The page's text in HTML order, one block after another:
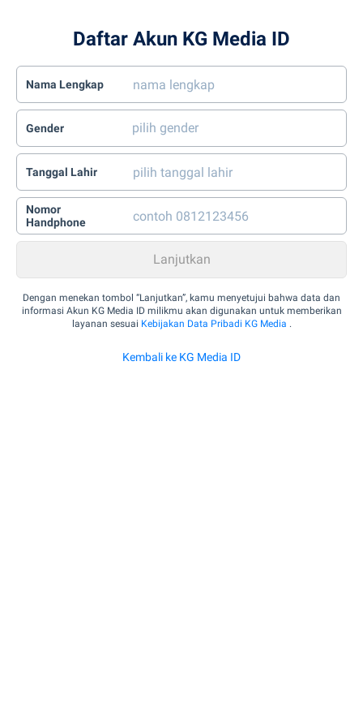
Daftar Akun KG Media ID
Nama Lengkap
Gender
Tanggal Lahir
Nomor
Handphone
Dengan menekan tombol “Lanjutkan”, kamu menyetujui bahwa data dan
informasi Akun KG Media ID milikmu akan digunakan untuk memberikan
layanan sesuai Kebijakan Data Pribadi KG Media .
Kembali ke KG Media ID